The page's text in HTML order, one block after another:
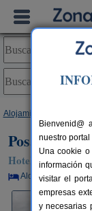
Alojamientos
Posada Ana
Hotel Rural en
Alquiler por
Bienvenid@
nuestro
Una cookie
información
visitar el
empresas
y necesarias